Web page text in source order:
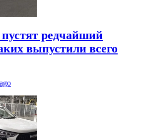
редчайший
выпустили всего